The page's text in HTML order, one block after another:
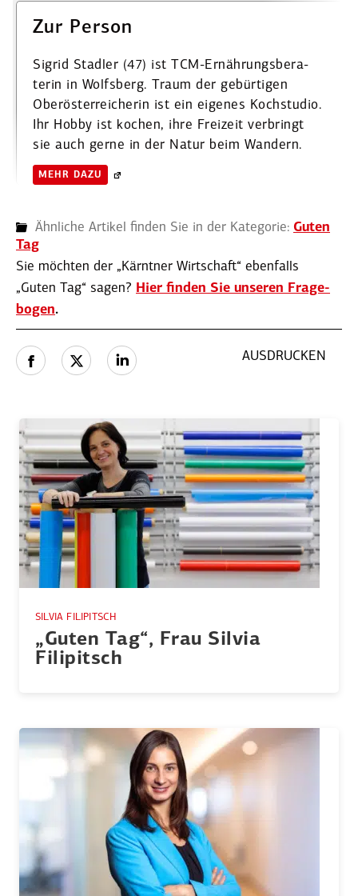
Zur Person
Sigrid Stadler (47) ist TCM-­Ernäh­rungs­be­ra­
terin in Wolfsberg. Traum der gebür­tigen
Oberös­ter­rei­cherin ist ein ­eigenes Kochstudio.
Ihr Hobby ist kochen, ihre Freizeit verbringt
sie auch gerne in der Natur beim Wandern.
MEHR DAZU
Ähnliche Artikel finden Sie in der Kategorie: Guten
Tag
Sie möchten der „Kärntner Wirtschaft“ ebenfalls
„Guten Tag“ sagen? Hier finden Sie unseren Frage­
bogen.
AUSDRUCKEN
SILVIA FILIPITSCH
„Guten Tag“, Frau Silvia
Filipitsch